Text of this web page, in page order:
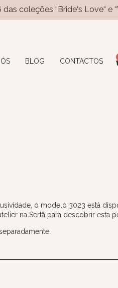
“Bride‘s Love“ e
BLOG CONTACTOS
o modelo 3023 está
na Sertã para descobrir esta